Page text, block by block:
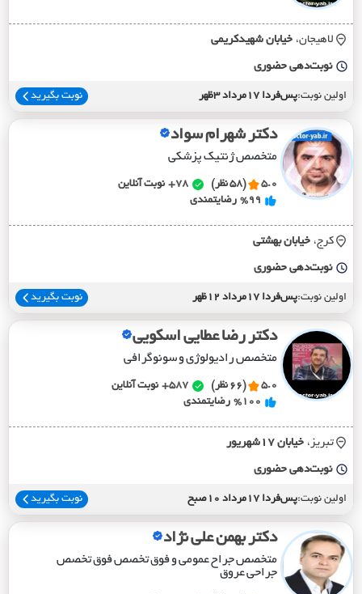
لاهیجان، خيابان شهيدکريمي
نوبت‌دهی حضوری
اولین نوبت:پس‌فردا 17مرداد 3ظهر نوبت بگیرید
دکتر شهرام سواد
متخصص ژنتیک پزشکی
5.0 (58 نظر) 78+
نوبت آنلاین
%99 رضایتمندی
کرج، خيابان بهشتي
نوبت‌دهی حضوری
اولین نوبت:پس‌فردا 17مرداد 12ظهر نوبت بگیرید
دکتر رضا عطایی اسکویی
متخصص رادیولوژی و سونوگرافی
5.0 (66 نظر) 587+
نوبت آنلاین
%100 رضایتمندی
تبریز، خيابان 17شهريور
نوبت‌دهی حضوری
اولین نوبت:پس‌فردا 17مرداد 10صبح نوبت بگیرید
دکتر بهمن علی نژاد
متخصص جراح عمومی و فوق تخصص فوق تخصص
جراحی عروق